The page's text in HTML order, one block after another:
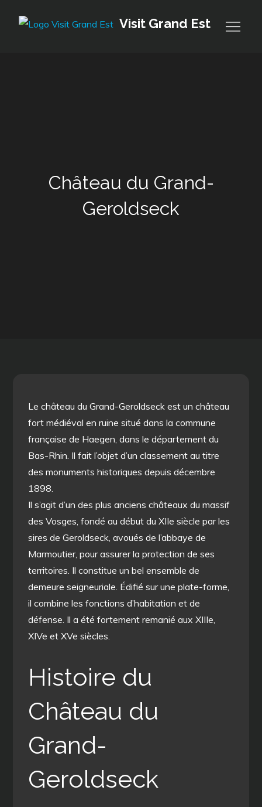
Visit Grand Est
Château du Grand-
Geroldseck
Le château du Grand-Geroldseck est un château
fort médiéval en ruine situé dans la commune
française de Haegen, dans le département du
Bas-Rhin. Il fait l’objet d’un classement au titre
des monuments historiques depuis décembre
1898.
Il s’agit d’un des plus anciens châteaux du massif
des Vosges, fondé au début du XIIe siècle par les
sires de Geroldseck, avoués de l’abbaye de
Marmoutier, pour assurer la protection de ses
territoires. Il constitue un bel ensemble de
demeure seigneuriale. Édifié sur une plate-forme,
il combine les fonctions d’habitation et de
défense. Il a été fortement remanié aux XIIIe,
XIVe et XVe siècles.
Histoire du
Château du
Grand-
Geroldseck